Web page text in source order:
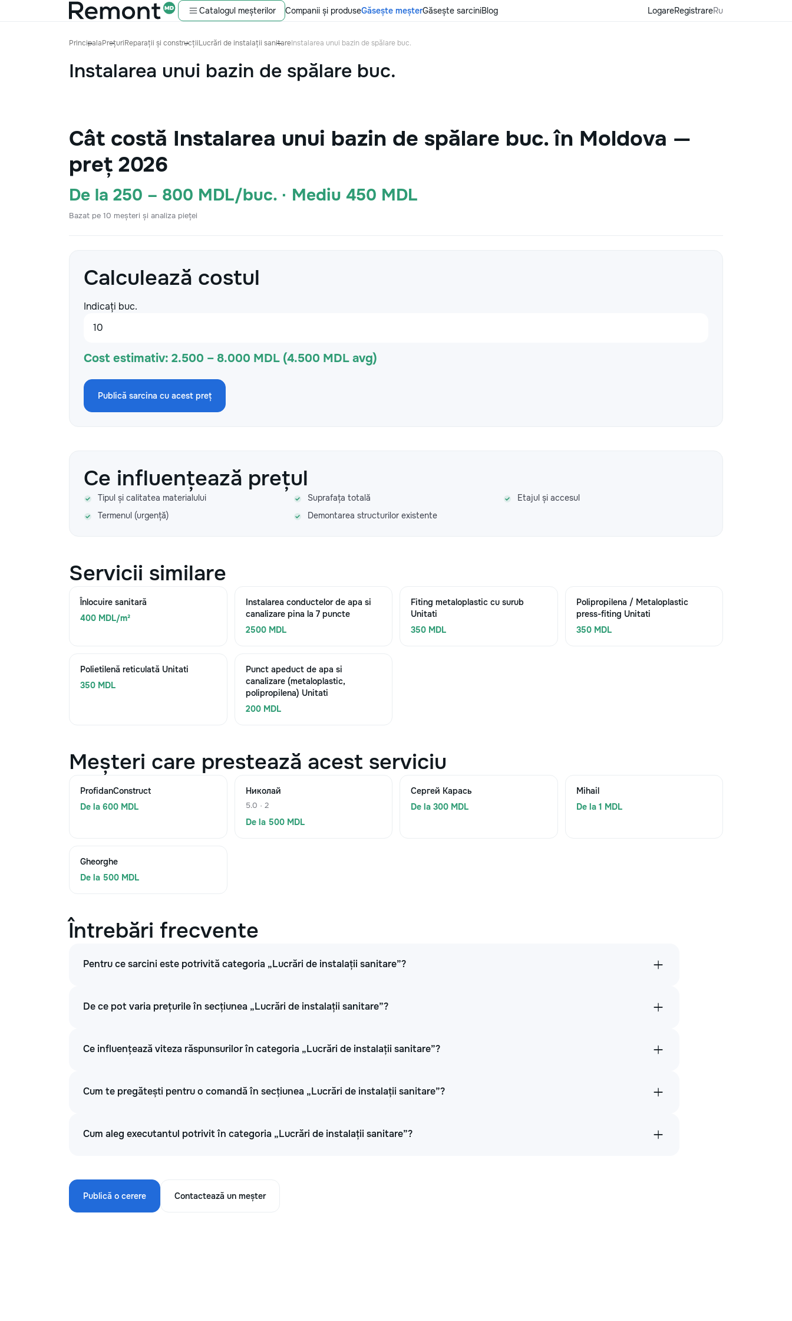
Catalogul meșterilor Companii și produseGăsește meșterGăsește sarciniBlog LogareRegistrareRu
PrincipalaPrețuriReparații și construcțiiLucrări de instalații sanitareInstalarea unui bazin de spălare buc.
Instalarea unui bazin de spălare buc.
Cât costă Instalarea unui bazin de spălare buc. în Moldova —
preț 2026
De la 250 – 800 MDL/buc. · Mediu 450 MDL
Bazat pe 10 meșteri și analiza pieței
Calculează costul
Indicați buc.
Cost estimativ: 2.500 – 8.000 MDL (4.500 MDL avg)
Publică sarcina cu acest preț
Ce influențează prețul
Tipul și calitatea materialului Suprafața totală
Etajul și accesul
Termenul (urgență)
Demontarea structurilor existente
Servicii similare
Înlocuire sanitară
400 MDL/m²
Instalarea conductelor de apa si
canalizare pina la 7 puncte
2500 MDL
Fiting metaloplastic cu surub
Unitati
350 MDL
Polipropilena / Metaloplastic
press-fiting Unitati
350 MDL
Polietilenă reticulată Unitati
350 MDL
Punct apeduct de apa si
canalizare (metaloplastic,
polipropilena) Unitati
200 MDL
Meșteri care prestează acest serviciu
ProfidanConstruct
De la 600 MDL
Николай
5.0 · 2
De la 500 MDL
Сергей Карась
De la 300 MDL
Mihail
De la 1 MDL
Gheorghe
De la 500 MDL
Întrebări frecvente
Pentru ce sarcini este potrivită categoria „Lucrări de instalații sanitare”?
De ce pot varia prețurile în secțiunea „Lucrări de instalații sanitare”?
Ce influențează viteza răspunsurilor în categoria „Lucrări de instalații sanitare”?
Cum te pregătești pentru o comandă în secțiunea „Lucrări de instalații sanitare”?
Cum aleg executantul potrivit în categoria „Lucrări de instalații sanitare”?
Publică o cerere Contactează un meșter